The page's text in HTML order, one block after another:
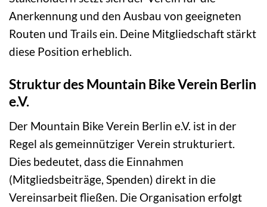
Anerkennung und den Ausbau von geeigneten
Routen und Trails ein. Deine Mitgliedschaft stärkt
diese Position erheblich.
Struktur des Mountain Bike Verein Berlin
e.V.
Der Mountain Bike Verein Berlin e.V. ist in der
Regel als gemeinnütziger Verein strukturiert.
Dies bedeutet, dass die Einnahmen
(Mitgliedsbeiträge, Spenden) direkt in die
Vereinsarbeit fließen. Die Organisation erfolgt